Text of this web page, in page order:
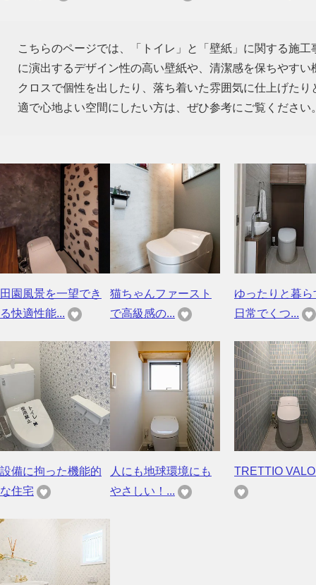
こちらのページでは、「トイレ」と「壁紙」に関する施
に演出するデザイン性の高い壁紙や、清潔感を保ちやす
クロスで個性を出したり、落ち着いた雰囲気に仕上げた
適で心地よい空間にしたい方は、ぜひ参考にご覧ください
田園風景を一望でき
る快適性能...
猫ちゃんファースト
で高級感の...
ゆったりと暮
日常でくつ...
設備に拘った機能的
な住宅
人にも地球環境にも
やさしい！...
TRETTIO